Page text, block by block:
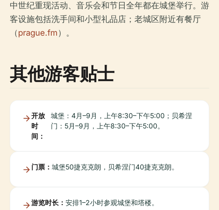
中世纪重现活动、音乐会和节日全年都在城堡举行。游
客设施包括洗手间和小型礼品店；老城区附近有餐厅
（prague.fm）。
其他游客贴士
开放
时
间：
城堡：4月–9月，上午8:30–下午5:00；贝希涅
门：5月–9月，上午8:30–下午5:00。
门票： 城堡50捷克克朗，贝希涅门40捷克克朗。
游览时长： 安排1–2小时参观城堡和塔楼。